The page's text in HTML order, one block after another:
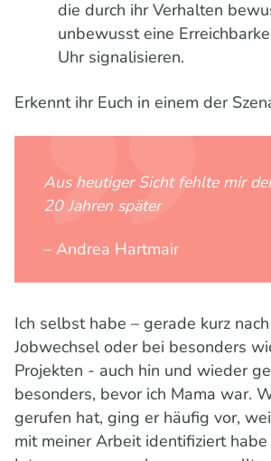
die durch ihr Verhalten
unbewusst eine
Uhr signalisieren.
Erkennt ihr Euch in einem der
Aus heutiger Sicht fehlte mir
20 Jahren später
– Andrea Hartmair
Ich selbst habe – gerade kurz
Jobwechsel oder bei besonders
Projekten - auch hin und wieder
besonders, bevor ich Mama war.
gerufen hat, ging er häufig vor,
mit meiner Arbeit identifiziert